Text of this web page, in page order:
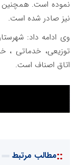
نیز صادر شده است.
اتاق اصناف است.
::مطالب مرتبط